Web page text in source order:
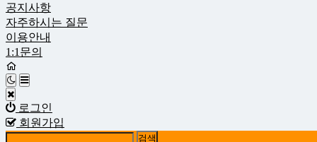
공지사항
자주하시는 질문
이용안내
1:1문의
로그인
회원가입